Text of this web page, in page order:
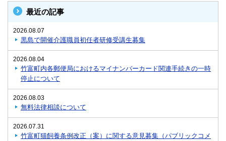
最近の記事
2026.08.07
黒島で開催介護職員初任者研修受講生募集
2026.08.04
竹富町内各郵便局におけるマイナンバーカード関連手続きの一時
停止について
2026.08.03
無料法律相談について
2026.07.31
竹富町猫飼養条例改正（案）に関する意見募集（パブリックコメ